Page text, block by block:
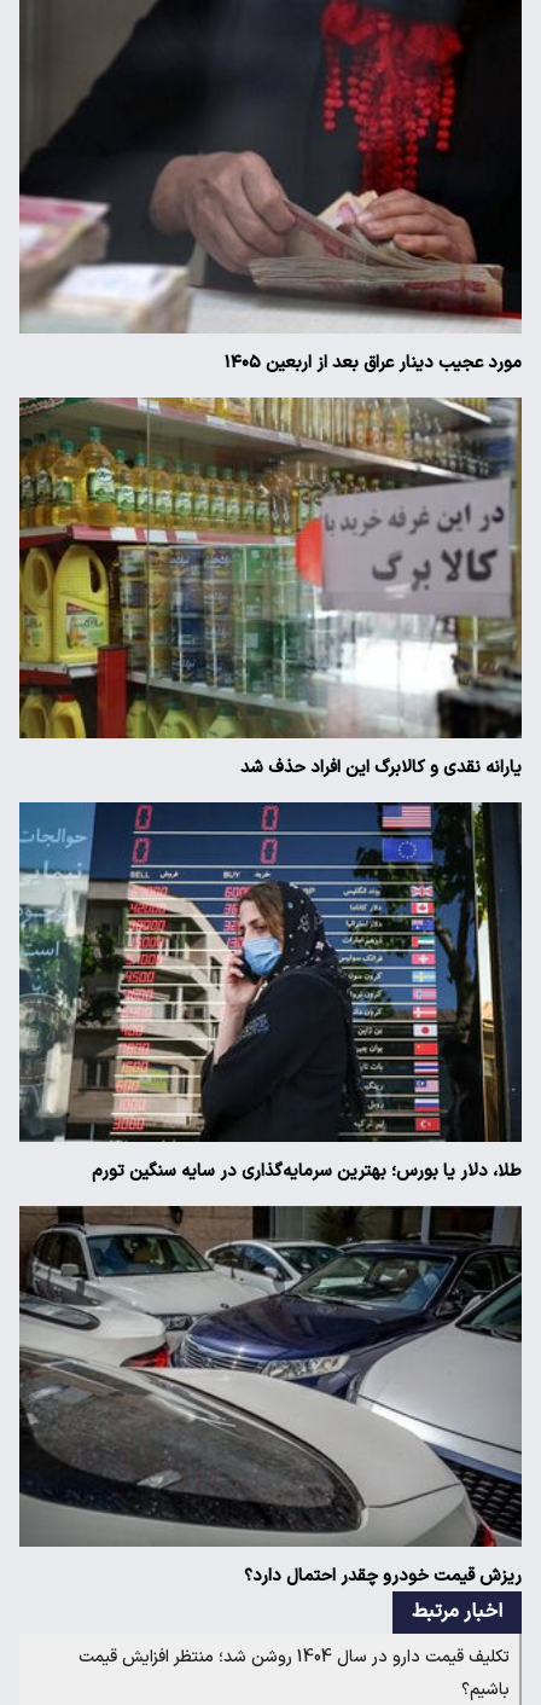
مورد عجیب دینار عراق بعد از اربعین ۱۴۰۵
یارانه نقدی و کالابرگ این افراد حذف شد
طلا، دلار یا بورس؛ بهترین سرمایه‌گذاری در سایه سنگین تورم
ریزش قیمت خودرو چقدر احتمال دارد؟
اخبار مرتبط
تکلیف قیمت دارو در سال 1404 روشن شد؛ منتظر افزایش قیمت
باشیم؟